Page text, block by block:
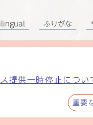
提供一時停止につい
重要
ふりがな